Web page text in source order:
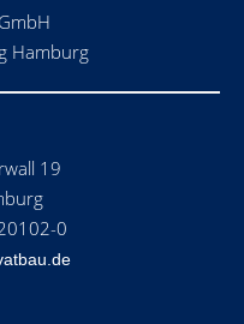
Hamburg
19
0